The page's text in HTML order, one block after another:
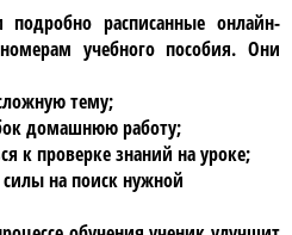
расписанные онлайн-
учебного пособия. Они
тему;
домашнюю работу;
к проверке знаний на уроке;
на поиск нужной